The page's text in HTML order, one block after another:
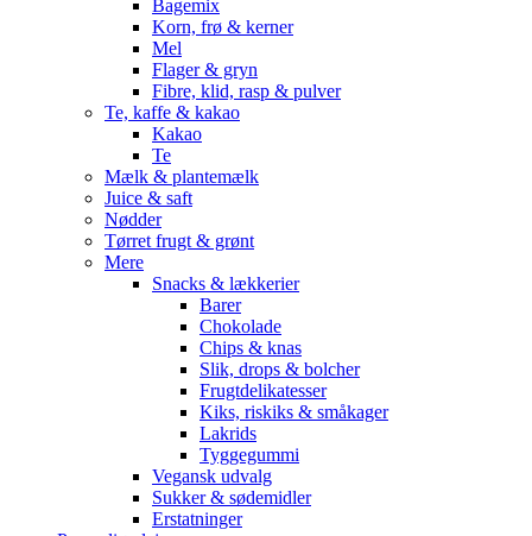
Bagemix
Korn, frø & kerner
Mel
Flager & gryn
Fibre, klid, rasp & pulver
Te, kaffe & kakao
Kakao
Te
Mælk & plantemælk
Juice & saft
Nødder
Tørret frugt & grønt
Mere
Snacks & lækkerier
Barer
Chokolade
Chips & knas
Slik, drops & bolcher
Frugtdelikatesser
Kiks, riskiks & småkager
Lakrids
Tyggegummi
Vegansk udvalg
Sukker & sødemidler
Erstatninger